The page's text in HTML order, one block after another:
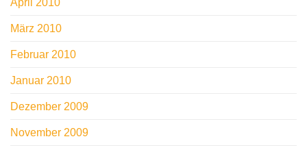
April 2010
März 2010
Februar 2010
Januar 2010
Dezember 2009
November 2009